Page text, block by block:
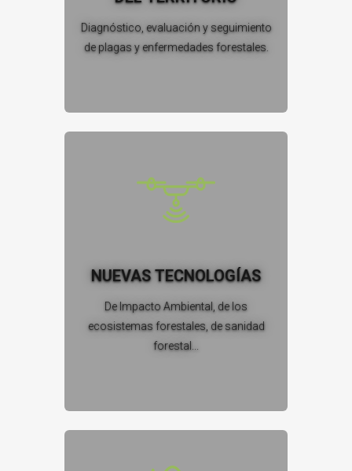
Diagnóstico, evaluación y seguimiento
de plagas y enfermedades forestales.
NUEVAS TECNOLOGÍAS
De Impacto Ambiental, de los
ecosistemas forestales, de sanidad
forestal...